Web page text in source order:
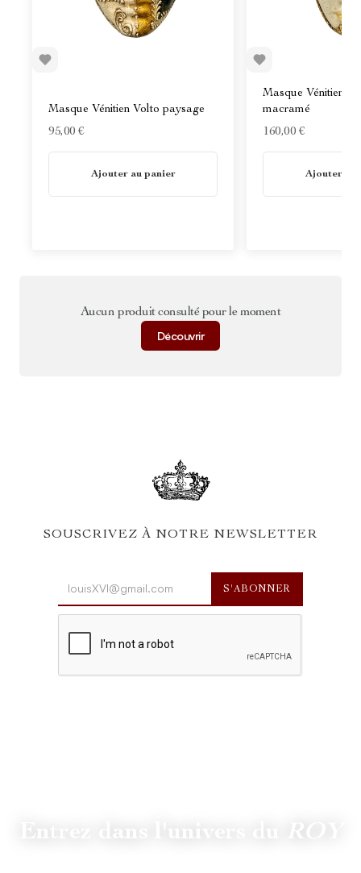
Masque Vénitien Volto paysage
95,00 €
Ajouter au panier
Masque Vénitien
macramé
160,00 €
Ajouter au
Aucun produit consulté pour le moment
Découvrir
SOUSCRIVEZ À NOTRE NEWSLETTER
ROY